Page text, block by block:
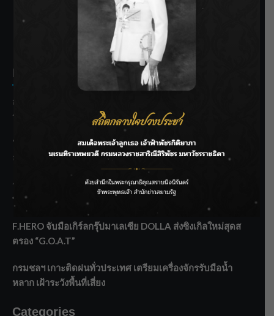
SIAMRATH VARIETY
THE BEST ENTERTAINMENT
Recent Posts
กรมชลฯ รับฟังประชาชน ติดตามแก้ปัญหาโครงการประตู
ระบายน้ำศรีสองรักฯ
‘แมน การิน’ แชร์ความเชื่อชวนคิด! “อยากกินอะไรหลังจาก
ลาโลกนี้ ให้ใส่บาตรสิ่งนั้นไว้ตอนยังมีชีวิต”
ราชเลขานุการในพระองค์ฯ ติดตามโครงการหุบกะพง–ห้วย
ทรายใต้ เสริมความมั่นคงน้ำเพชรบุรี
F.HERO จับมือเกิร์ลกรุ๊ปมาเลเซีย DOLLA ส่งซิงเกิลใหม่สุดส
ตรอง “G.O.A.T”
กรมชลฯ เกาะติดฝนทั่วประเทศ เตรียมเครื่องจักรรับมือน้ำ
หลาก เฝ้าระวังพื้นที่เสี่ยง
Categories